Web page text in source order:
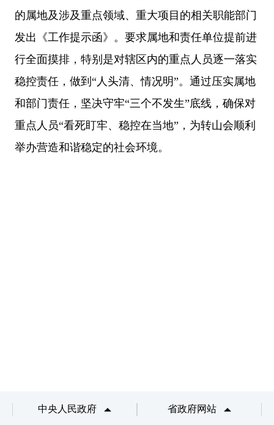
的属地及涉及重点领域、重大项目的相关职能部门
发出《工作提示函》。要求属地和责任单位提前进
行全面摸排，特别是对辖区内的重点人员逐一落实
稳控责任，做到 “人头清、情况明”。通过压实属地
和部门责任，坚决守牢“三个不发生”底线，确保对
重点人员“看死盯牢、稳控在当地”，为转山会顺利
举办营造和谐稳定的社会环境。
中央人民政府 省政府网站